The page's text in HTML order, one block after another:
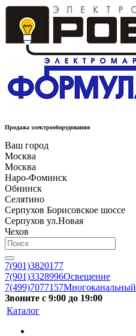
Продажа электрооборудования
Ваш город
Москва
Москва
Наро-Фоминск
Обнинск
Селятино
Серпухов Борисовское шоссе
Серпухов ул.Новая
Чехов
7(901)3820177
7(901)3328996Освещение
7(499)7077157Многоканальный
Звоните с 9:00 до 19:00
Каталог